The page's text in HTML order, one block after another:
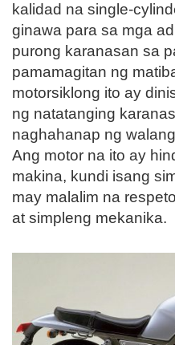
kalidad na single-
ginawa para sa mga
purong karanasan sa
pamamagitan ng
motorsiklong ito ay
ng natatanging
naghahanap ng
Ang motor na ito ay
makina, kundi isang
may malalim na
at simpleng mekanika.